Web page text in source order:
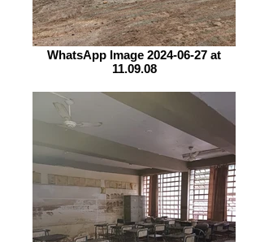
WhatsApp Image 2024-06-27 at
11.09.08